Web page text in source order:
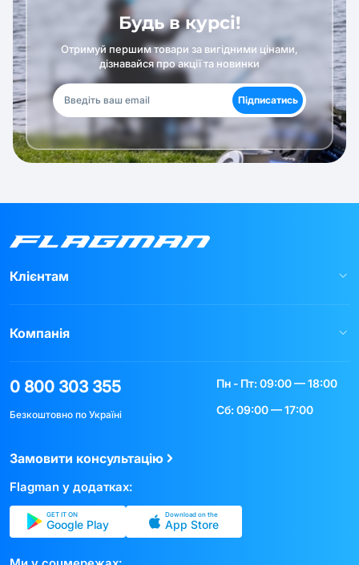
Будь в курсі!
Отримуй першим товари за вигідними цінами,
дізнавайся про акції та новинки
Підписатись
Клієнтам
Компанія
0 800 303 355
Безкоштовно по Україні
Пн - Пт: 09:00 — 18:00
Сб: 09:00 — 17:00
Замовити консультацію
Flagman у додатках:
GET IT ON
Google Play
Download on the
App Store